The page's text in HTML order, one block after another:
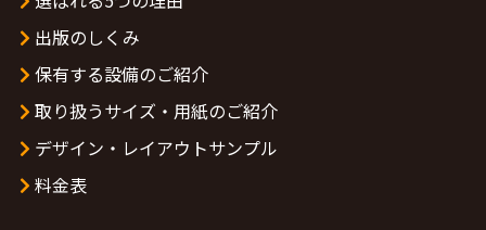
出版のしくみ
保有する設備のご紹介
取り扱うサイズ・用紙のご紹介
デザイン・レイアウトサンプル
料金表